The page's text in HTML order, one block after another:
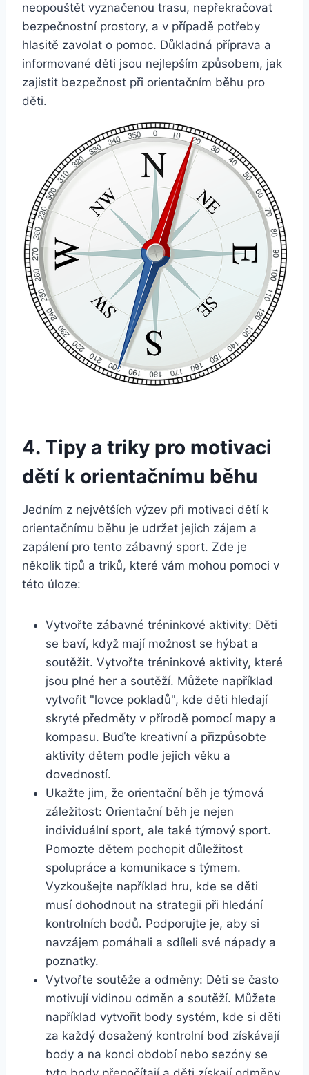
neopouštět vyznačenou trasu, nepřekračovat
bezpečnostní prostory, a v případě potřeby
hlasitě zavolat o pomoc. Důkladná příprava a
informované děti jsou nejlepším způsobem, jak
zajistit bezpečnost při orientačním běhu pro
děti.
4. Tipy a triky pro motivaci
dětí k orientačnímu běhu
Jedním z největších výzev při motivaci dětí k
orientačnímu běhu je udržet jejich zájem a
zapálení pro tento zábavný sport. Zde je
několik tipů a triků, které vám mohou pomoci v
této úloze:
Vytvořte zábavné tréninkové aktivity: Děti
se baví, když mají možnost se hýbat a
soutěžit. Vytvořte tréninkové aktivity, které
jsou plné her a soutěží. Můžete například
vytvořit "lovce pokladů", kde děti hledají
skryté předměty v přírodě pomocí mapy a
kompasu. Buďte kreativní a přizpůsobte
aktivity dětem podle jejich věku a
dovedností.
Ukažte jim, že orientační běh je týmová
záležitost: Orientační běh je nejen
individuální sport, ale také týmový sport.
Pomozte dětem pochopit důležitost
spolupráce a komunikace s týmem.
Vyzkoušejte například hru, kde se děti
musí dohodnout na strategii při hledání
kontrolních bodů. Podporujte je, aby si
navzájem pomáhali a sdíleli své nápady a
poznatky.
Vytvořte soutěže a odměny: Děti se často
motivují vidinou odměn a soutěží. Můžete
například vytvořit body systém, kde si děti
za každý dosažený kontrolní bod získávají
body a na konci období nebo sezóny se